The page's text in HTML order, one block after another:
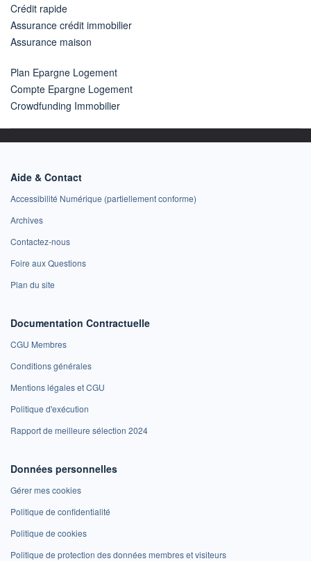
Crédit rapide
Assurance crédit immobilier
Assurance maison
Plan Epargne Logement
Compte Epargne Logement
Crowdfunding Immobilier
Aide & Contact
Accessibilité Numérique (partiellement conforme)
Archives
Contactez-nous
Foire aux Questions
Plan du site
Documentation Contractuelle
CGU Membres
Conditions générales
Mentions légales et CGU
Politique d'exécution
Rapport de meilleure sélection 2024
Données personnelles
Gérer mes cookies
Politique de confidentialité
Politique de cookies
Politique de protection des données membres et visiteurs